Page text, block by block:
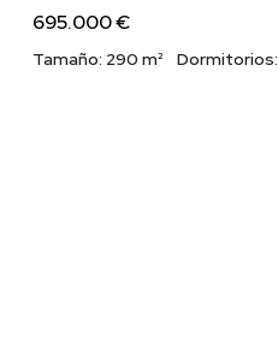
695.000 €
Tamaño: 290 m² Dormitorios: